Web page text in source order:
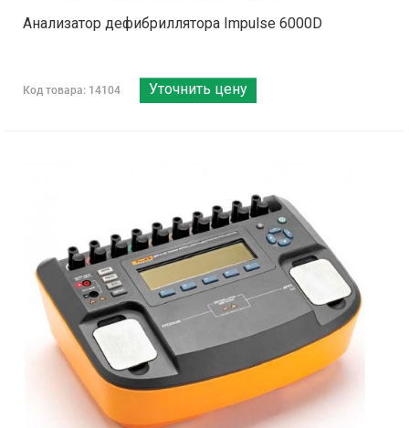
Анализатор дефибриллятора Impulse 6000D
Код товара: 14104 Уточнить цену